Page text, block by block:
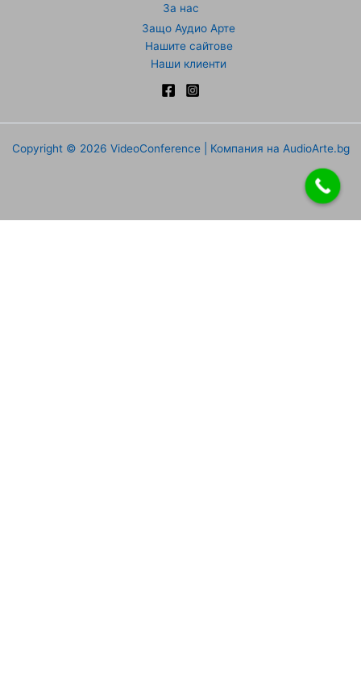
За нас
Защо Аудио Арте
Нашите сайтове
Наши клиенти
Copyright © 2026 VideoConference | Компания на AudioArte.bg